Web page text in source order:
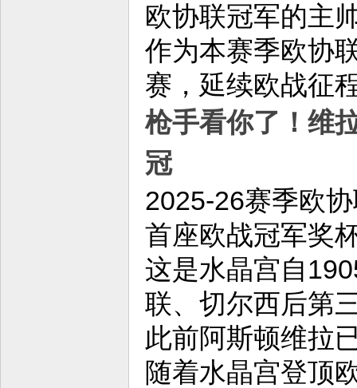
欧协联冠军的主
作为本赛季欧协
赛，延续欧战征
枪手看你了！维
冠
2025-26赛季欧
首座欧战冠军奖
这是水晶宫自
联、切尔西后第
此前阿斯顿维拉
随着水晶宫登顶